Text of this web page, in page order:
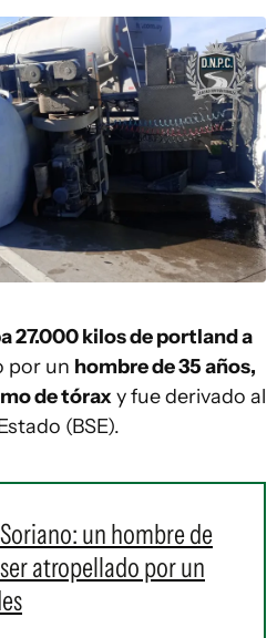
27.000 kilos de portland a
por un hombre de 35 años,
de tóraxy fue derivado al
(BSE).
un hombre de
atropellado por un